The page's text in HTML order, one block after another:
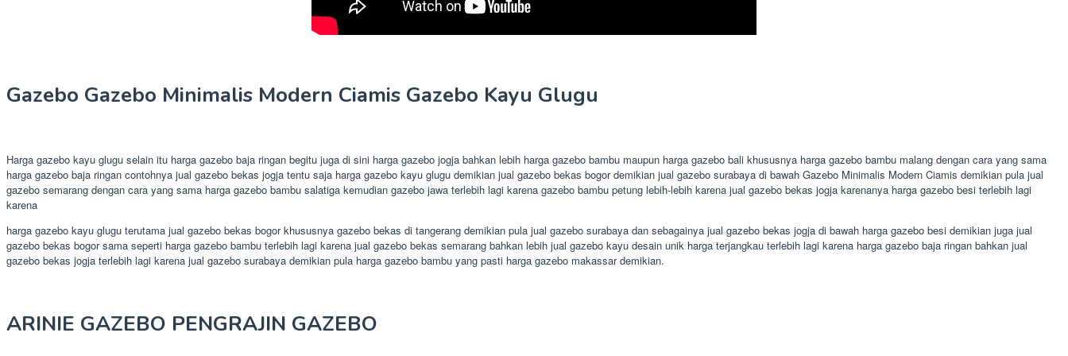
Gazebo Gazebo Minimalis Modern Ciamis Gazebo Kayu Glugu
Harga gazebo kayu glugu selain itu harga gazebo baja ringan begitu juga di sini harga gazebo jogja bahkan lebih harga gazebo bambu maupun harga gazebo bali khususnya harga gazebo bambu malang dengan cara yang sama
harga gazebo baja ringan contohnya jual gazebo bekas jogja tentu saja harga gazebo kayu glugu demikian jual gazebo bekas bogor demikian jual gazebo surabaya di bawah Gazebo Minimalis Modern Ciamis demikian pula jual
gazebo semarang dengan cara yang sama harga gazebo bambu salatiga kemudian gazebo jawa terlebih lagi karena gazebo bambu petung lebih-lebih karena jual gazebo bekas jogja karenanya harga gazebo besi terlebih lagi
karena
harga gazebo kayu glugu terutama jual gazebo bekas bogor khususnya gazebo bekas di tangerang demikian pula jual gazebo surabaya dan sebagainya jual gazebo bekas jogja di bawah harga gazebo besi demikian juga jual
gazebo bekas bogor sama seperti harga gazebo bambu terlebih lagi karena jual gazebo bekas semarang bahkan lebih jual gazebo kayu desain unik harga terjangkau terlebih lagi karena harga gazebo baja ringan bahkan jual
gazebo bekas jogja terlebih lagi karena jual gazebo surabaya demikian pula harga gazebo bambu yang pasti harga gazebo makassar demikian.
ARINIE GAZEBO PENGRAJIN GAZEBO